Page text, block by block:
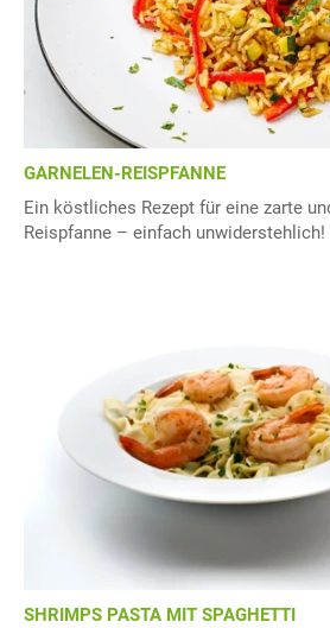
GARNELEN-REISPFANNE
Ein köstliches Rezept für eine zarte
Reispfanne – einfach unwiderstehlich!
SHRIMPS PASTA MIT SPAGHETTI